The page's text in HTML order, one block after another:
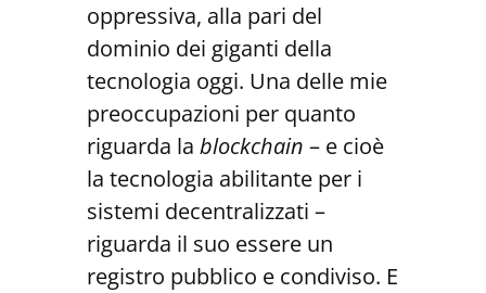
oppressiva, alla pari del
dominio dei giganti della
tecnologia oggi. Una delle mie
preoccupazioni per quanto
riguarda la blockchain – e cioè
la tecnologia abilitante per i
sistemi decentralizzati –
riguarda il suo essere un
registro pubblico e condiviso. E